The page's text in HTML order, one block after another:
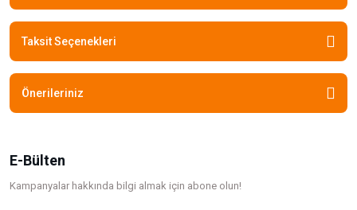
Taksit Seçenekleri
Önerileriniz
E-Bülten
Kampanyalar hakkında bilgi almak için abone olun!